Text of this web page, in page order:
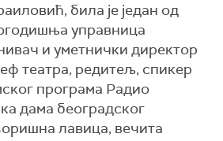
била је један од
управница
и уметнички директор
театра, редитељ, спикер
програма Радио
дама београдског
лавица, вечита